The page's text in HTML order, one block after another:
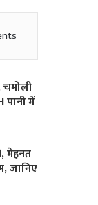
चमोली
पानी में
मेहनत
जानिए